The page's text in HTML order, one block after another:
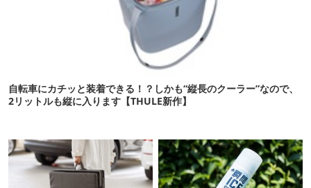
自転車にカチッと装着できる！？しかも“縦長のクーラー”なので、
2リットルも縦に入ります【THULE新作】